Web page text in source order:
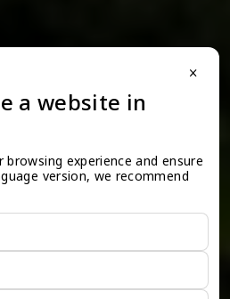
close
a website in
experience and ensure
version, we recommend